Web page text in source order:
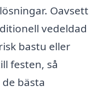
Oavsett
vedeldad
bastu eller
festen, så
bästa